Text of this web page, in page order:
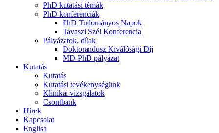
PhD kutatási témák
PhD konferenciák
PhD Tudományos Napok
Tavaszi Szél Konferencia
Pályázatok, díjak
Doktorandusz Kiválósági Díj
MD-PhD pályázat
Kutatás
Kutatás
Kutatási tevékenységünk
Klinikai vizsgálatok
Csontbank
Hírek
Kapcsolat
English